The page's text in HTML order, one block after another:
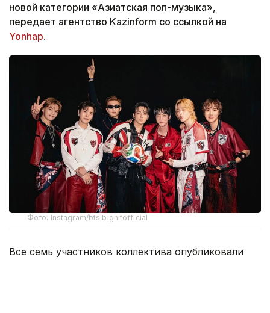
новой категории «Азиатская поп-музыка»,
передает агентство Kazinform со ссылкой на
Yonhap.
Фото: Instagram/bts.bighitofficial
Все семь участников коллектива опубликовали